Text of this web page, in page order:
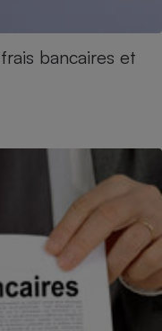
bancaires et